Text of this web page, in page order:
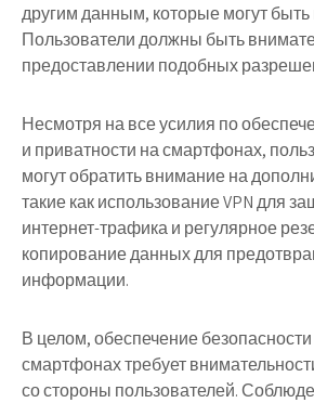
другим данным, которые могут
Пользователи должны быть
предоставлении подобных
Несмотря на все усилия по
и приватности на смартфонах,
могут обратить внимание на
такие как использование VPN для
интернет-трафика и регулярное
копирование данных для
информации.
В целом, обеспечение
смартфонах требует
со стороны пользователей.